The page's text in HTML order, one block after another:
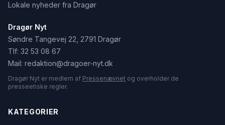
Lokale nyheder fra Dragør
Dragør Nyt
Søndre Tangevej 22, 2791 Dragør
Tlf: 32 53 08 67
Mail: redaktion@dragoer-nyt.dk
Dragør Nyt er medlem af Pressenævnet og overholder de
presseetiske regler.
KATEGORIER